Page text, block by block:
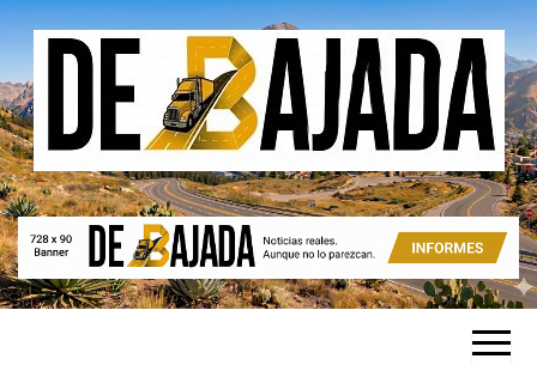
Saltar
contenido
De
Bajada
Noticias
Aunque
parezcan.